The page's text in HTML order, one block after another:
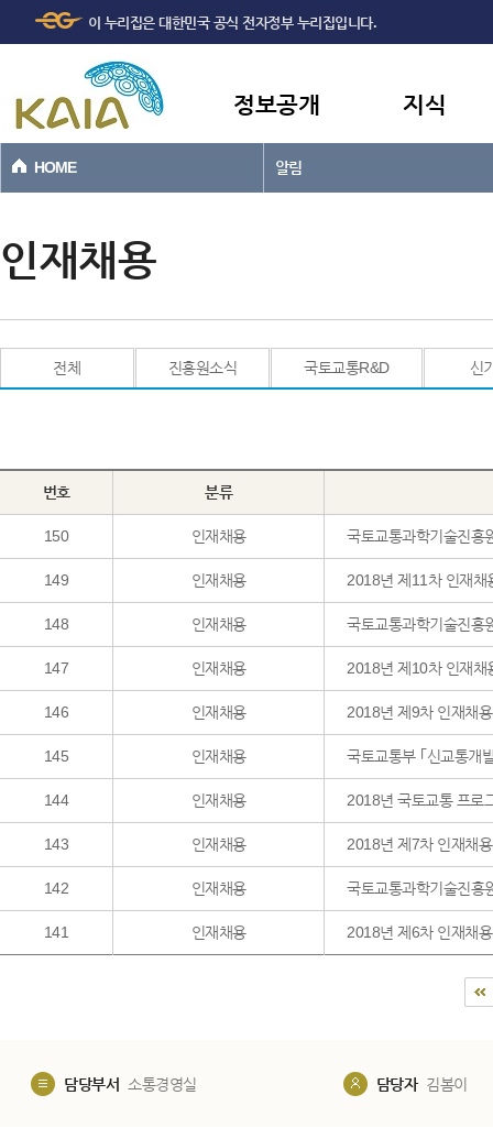
본문바로가기
이 누리집은 대한민국 공식 전자정부 누리집입니다.
정보공개 지식
HOME 알림
인재채용
전체 진흥원소식 국토교통R&D 신
번호 분류
150 인재채용 국토교통과학기술진흥
149 인재채용 2018년 제11차 인재채
148 인재채용 국토교통과학기술진흥
147 인재채용 2018년 제10차 인재채
146 인재채용 2018년 제9차 인재채
145 인재채용 국토교통부 ｢신교통개
144 인재채용 2018년 국토교통 프로
143 인재채용 2018년 제7차 인재채
142 인재채용 국토교통과학기술진흥
141 인재채용 2018년 제6차 인재채
담당부서 소통경영실 담당자 김봄이